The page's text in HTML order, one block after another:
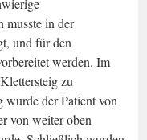
werden. Im
zu
der Patient von
von weiter oben
Schließlich wurden
Patient bis zum